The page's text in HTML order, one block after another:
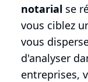
notarial se
vous ciblez
vous
d'analyser
entreprises,